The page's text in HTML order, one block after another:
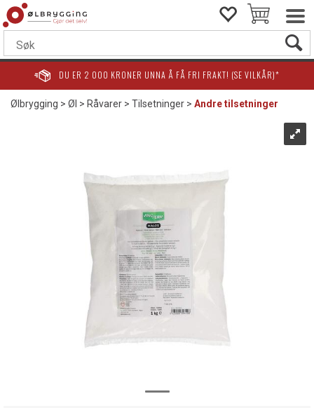
DU ER 2 000 KRONER UNNA Å FÅ FRI FRAKT! (SE VILKÅR)*
Ølbrygging>Øl >Råvarer>Tilsetninger>Andre tilsetninger